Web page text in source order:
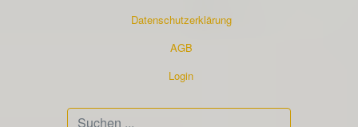
Datenschutzerklärung
AGB
Login